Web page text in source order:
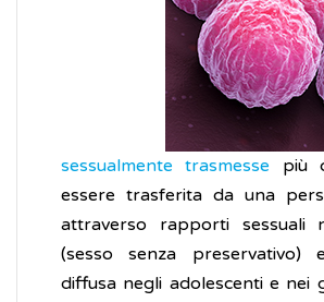
sessualmente trasmesse più
essere trasferita da una
attraverso rapporti sessuali
(sesso senza
diffusa negli adolescenti e nei